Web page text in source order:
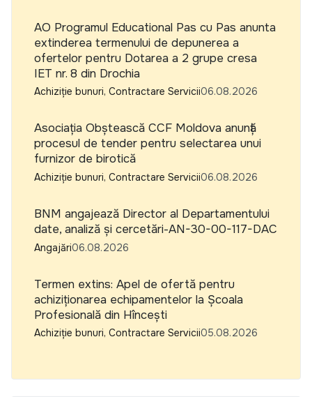
AO Programul Educational Pas cu Pas anunta
extinderea termenului de depunerea a
ofertelor pentru Dotarea a 2 grupe cresa
IET nr. 8 din Drochia
Achiziție bunuri, Contractare Servicii06.08.2026
Asociația Obștească CCF Moldova anunță
procesul de tender pentru selectarea unui
furnizor de birotică
Achiziție bunuri, Contractare Servicii06.08.2026
BNM angajează Director al Departamentului
date, analiză și cercetări-AN-30-00-117-DAC
Angajări06.08.2026
Termen extins: Apel de ofertă pentru
achiziționarea echipamentelor la Școala
Profesională din Hîncești
Achiziție bunuri, Contractare Servicii05.08.2026